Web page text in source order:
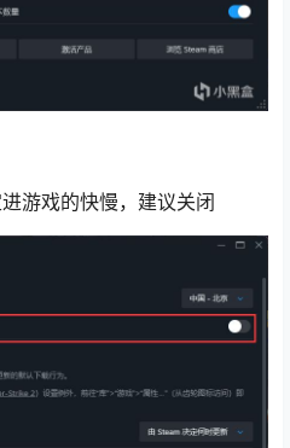
游戏的快慢，建议关闭